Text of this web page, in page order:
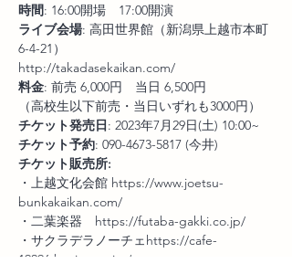
時間: 16:00開場　17:00開演
ライブ会場: 高田世界館（新潟県上越市本町
6-4-21）
http://takadasekaikan.com/
料金: 前売 6,000円　当日 6,500円
（高校生以下前売・当日いずれも3000円）
チケット発売日: 2023年7月29日(土) 10:00~
チケット予約: 090-4673-5817 (今井)
チケット販売所:
・上越文化会館 https://www.joetsu-
bunkakaikan.com/
・二葉楽器　https://futaba-gakki.co.jp/
・サクラデラノーチェhttps://cafe-
19296.business.site/